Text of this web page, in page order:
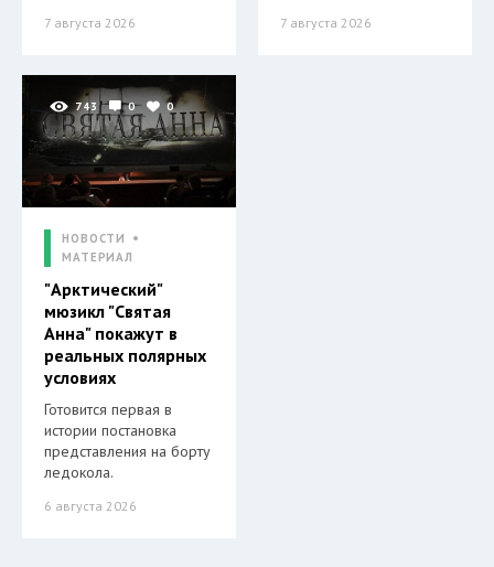
7 августа 2026 7 августа 2026
743 0 0
НОВОСТИ
МАТЕРИАЛ
"Арктический"
мюзикл "Святая
Анна" покажут в
реальных полярных
условиях
Готовится первая в
истории постановка
представления на борту
ледокола.
6 августа 2026